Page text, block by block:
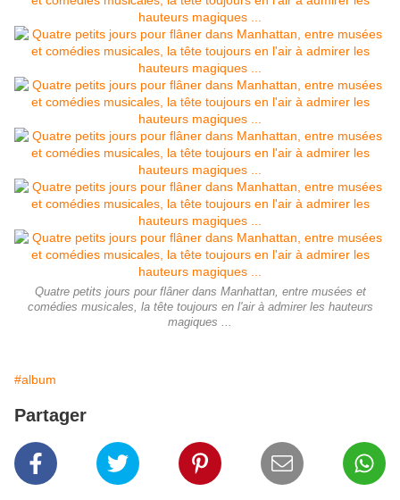
Quatre petits jours pour flâner dans Manhattan, entre musées et
comédies musicales, la tête toujours en l'air à admirer les hauteurs
magiques ...
#album
Partager